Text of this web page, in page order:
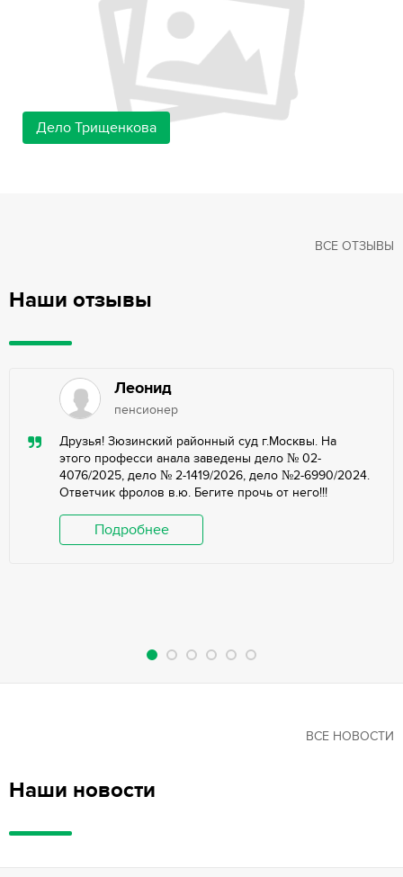
Дело Трищенкова
Наши отзывы
ВСЕ ОТЗЫВЫ
Леонид
пенсионер
Друзья! Зюзинский районный суд г.Москвы. На
этого професси анала заведены дело № 02-
4076/2025, дело № 2-1419/2026, дело №2-6990/2024.
Ответчик фролов в.ю. Бегите прочь от него!!!
Подробнее
Наши новости
ВСЕ НОВОСТИ